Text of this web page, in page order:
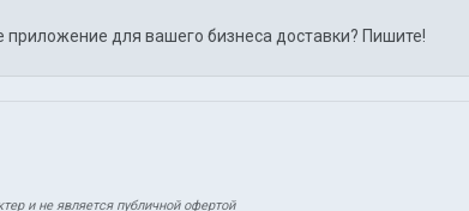
приложение для вашего бизнеса доставки? Пишите!
и не является публичной офертой